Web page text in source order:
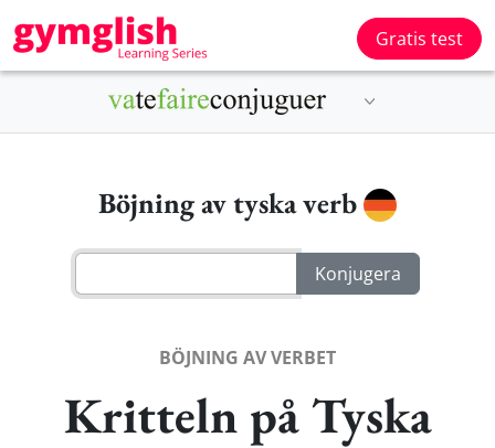
Gratis test
Böjning av tyska verb
BÖJNING AV VERBET
Kritteln på Tyska